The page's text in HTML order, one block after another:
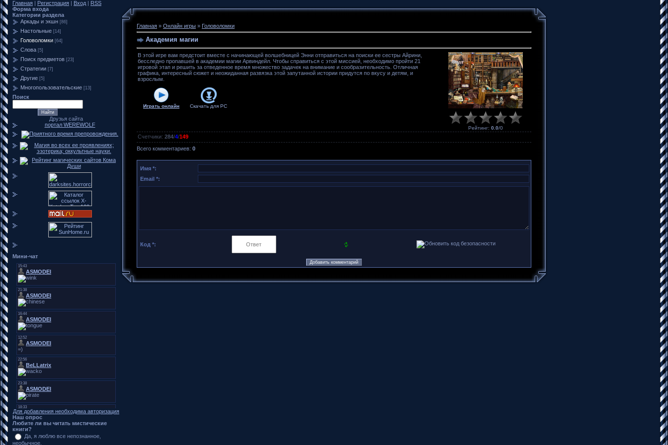
Главная | Регистрация | Вход | RSS
Форма входа
Категории раздела
Аркады и экшн [86]
Настольные [14]
Головоломки [64]
Слова [5]
Поиск предметов [23]
Стратегии [7]
Другие [5]
Многопользовательские [13]
Поиск
Друзья сайта
портал WEREWOLF
Мини-чат
Для добавления необходима авторизация
Наш опрос
Любите ли вы читать мистические
книги?
Да, я люблю все непознанное,
необычное.
Главная » Онлайн игры » Головоломки
Академия магии
В этой игре вам предстоит вместе с начинающей волшебницей Энни отправиться на поиски ее сестры Айрини,
бесследно пропавшей в академии магии Арвиндейл. Чтобы справиться с этой миссией, необходимо пройти 21
игровой этап и решить за отведенное время множество задачек на внимание и сообразительность. Отличная
графика, интересный сюжет и неожиданная развязка этой запутанной истории придутся по вкусу и детям, и
взрослым.
Играть онлайн Скачать для PC
Рейтинг: 0.0/0
Счетчики: 284/4/149
Всего комментариев: 0
Имя *:
Email *:
Код *: